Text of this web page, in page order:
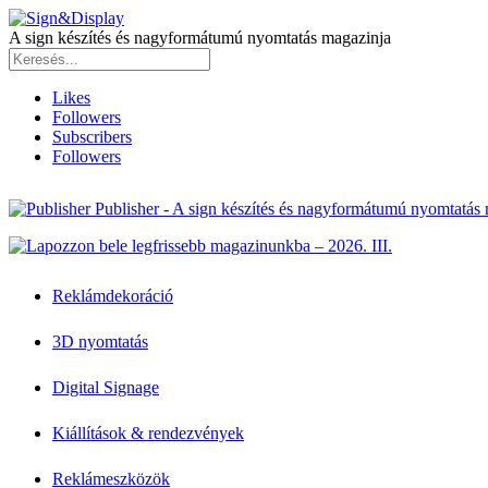
A sign készítés és nagyformátumú nyomtatás magazinja
Likes
Followers
Subscribers
Followers
Publisher - A sign készítés és nagyformátumú nyomtatás
Reklámdekoráció
3D nyomtatás
Digital Signage
Kiállítások & rendezvények
Reklámeszközök